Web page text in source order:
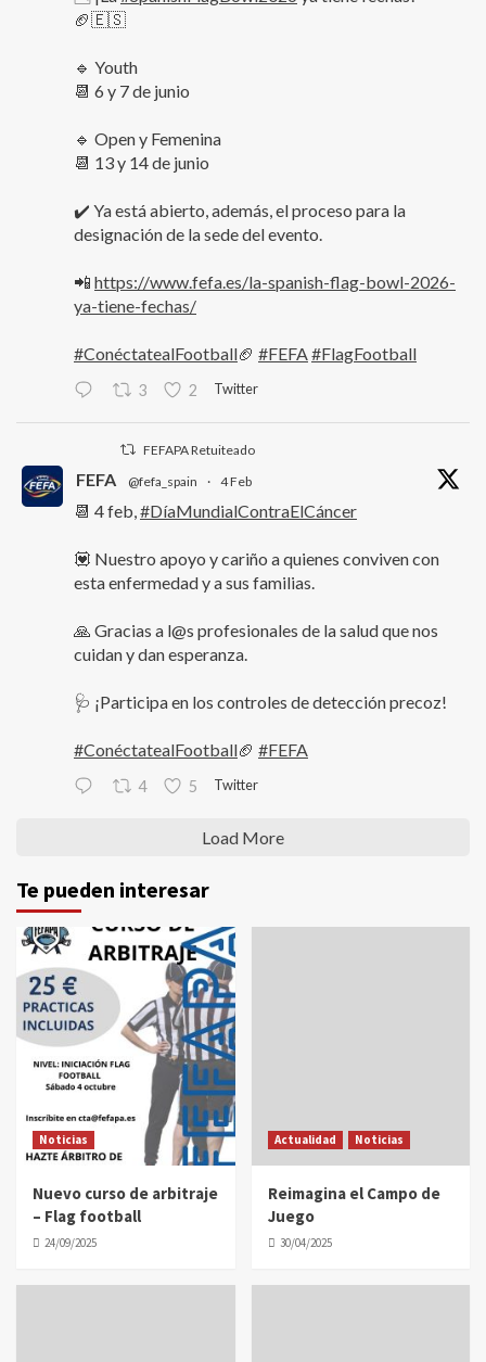
🏈🇪🇸
🔹 Youth
📆 6 y 7 de junio
🔹 Open y Femenina
📆 13 y 14 de junio
✔️ Ya está abierto, además, el proceso para la
designación de la sede del evento.
📲 https://www.fefa.es/la-spanish-flag-bowl-2026-
ya-tiene-fechas/
#ConéctatealFootball🏈 #FEFA#FlagFootball
3 2 Twitter
FEFAPA Retuiteado
FEFA @fefa_spain · 4 Feb
📆 4 feb,#DíaMundialContraElCáncer
💟 Nuestro apoyo y cariño a quienes conviven con
esta enfermedad y a sus familias.
🙏 Gracias a l@s profesionales de la salud que nos
cuidan y dan esperanza.
🩺 ¡Participa en los controles de detección precoz!
#ConéctatealFootball🏈 #FEFA
4 5 Twitter
Load More
Te pueden interesar
Noticias
Nuevo curso de arbitraje
– Flag football
24/09/2025
Actualidad Noticias
Reimagina el Campo de
Juego
30/04/2025